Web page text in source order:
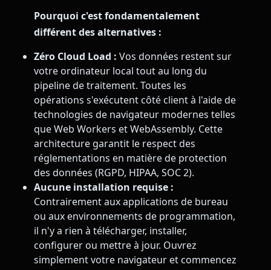
Pourquoi c'est fondamentalement
différent des alternatives :
Zéro Cloud Load : Vos données restent sur
votre ordinateur local tout au long du
pipeline de traitement. Toutes les
opérations s'exécutent côté client à l'aide de
technologies de navigateur modernes telles
que Web Workers et WebAssembly. Cette
architecture garantit le respect des
réglementations en matière de protection
des données (RGPD, HIPAA, SOC 2).
Aucune installation requise :
Contrairement aux applications de bureau
ou aux environnements de programmation,
il n'y a rien à télécharger, installer,
configurer ou mettre à jour. Ouvrez
simplement votre navigateur et commencez